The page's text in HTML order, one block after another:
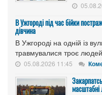
В Ужгороді під час бійки
дівчина
В Ужгороді на одній із
травмувалися троє
05.08.2026 11:45
масштабні